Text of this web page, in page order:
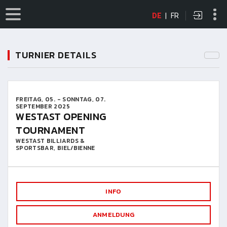
DE | FR
TURNIER DETAILS
FREITAG, 05. - SONNTAG, 07.
SEPTEMBER 2025
WESTAST OPENING
TOURNAMENT
WESTAST BILLIARDS &
SPORTSBAR, BIEL/BIENNE
INFO
ANMELDUNG